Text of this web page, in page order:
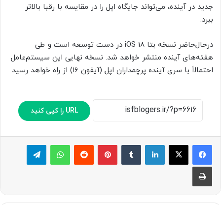
جدید در آینده، می‌تواند جایگاه اپل را در مقایسه با رقبا بالاتر
ببرد.
درحال‌حاضر نسخه بتا iOS 18 در دست توسعه است و طی
هفته‌های آینده منتشر خواهد شد. نسخه نهایی این سیستم‌عامل
احتمالاً با سری آینده پرچمداران اپل (آیفون ۱۶) از راه خواهد رسید.
URL را کپی کنید
لینکدین پینترست ‫رددیت واتس آپ
چاپ